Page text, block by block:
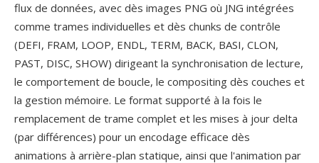
flux de données, avec dès images PNG où JNG intégrées
comme trames individuelles et dès chunks de contrôle
(DEFI, FRAM, LOOP, ENDL, TERM, BACK, BASI, CLON,
PAST, DISC, SHOW) dirigeant la synchronisation de lecture,
le comportement de boucle, le compositing dès couches et
la gestion mémoire. Le format supporté à la fois le
remplacement de trame complet et les mises à jour delta
(par différences) pour un encodage efficace dès
animations à arrière-plan statique, ainsi que l'animation par